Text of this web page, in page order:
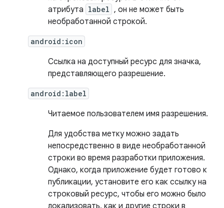
атрибута label , он не может быть
необработанной строкой.
android:icon
Ссылка на доступный ресурс для значка,
представляющего разрешение.
android:label
Читаемое пользователем имя разрешения.
Для удобства метку можно задать
непосредственно в виде необработанной
строки во время разработки приложения.
Однако, когда приложение будет готово к
публикации, установите его как ссылку на
строковый ресурс, чтобы его можно было
локализовать, как и другие строки в